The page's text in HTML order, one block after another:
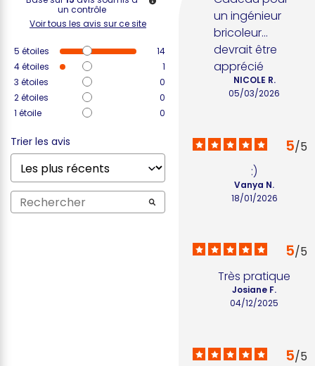
un contrôle
Voir tous les avis sur ce site
5 étoiles
14
4étoiles
1
3 étoiles
0
2étoiles
0
1 étoile 0
Trier les avis
un ingénieur
bricoleur...
devrait être
apprécié
05/03/2026
NICOLE R.
5/5
:)
18/01/2026
Vanya N.
5/5
Très pratique
04/12/2025
Josiane F.
5/5